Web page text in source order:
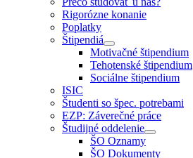
Rigorózne konanie
Poplatky
Štipendiá
Motivačné štipendium
Tehotenské štipendium
Sociálne štipendium
ISIC
Študenti so špec. potrebami
EZP: Záverečné práce
Študijné oddelenie
ŠO Oznamy
ŠO Dokumenty